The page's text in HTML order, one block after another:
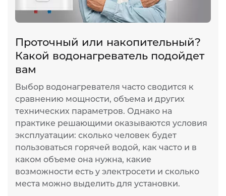
Проточный или накопительный?
Какой водонагреватель подойдет
вам
Выбор водонагревателя часто сводится к
сравнению мощности, объема и других
технических параметров. Однако на
практике решающими оказываются условия
эксплуатации: сколько человек будет
пользоваться горячей водой, как часто и в
каком объеме она нужна, какие
возможности есть у электросети и сколько
места можно выделить для установки.